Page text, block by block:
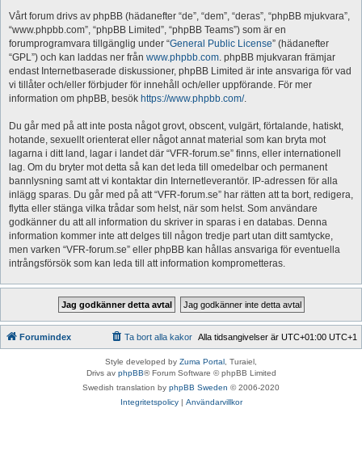
Vårt forum drivs av phpBB (hädanefter “de”, “dem”, “deras”, “phpBB mjukvara”,
“www.phpbb.com”, “phpBB Limited”, “phpBB Teams”) som är en
forumprogramvara tillgänglig under “General Public License” (hädanefter
“GPL”) och kan laddas ner från www.phpbb.com. phpBB mjukvaran främjar
endast Internetbaserade diskussioner, phpBB Limited är inte ansvariga för vad
vi tillåter och/eller förbjuder för innehåll och/eller uppförande. För mer
information om phpBB, besök https://www.phpbb.com/.
Du går med på att inte posta något grovt, obscent, vulgärt, förtalande, hatiskt,
hotande, sexuellt orienterat eller något annat material som kan bryta mot
lagarna i ditt land, lagar i landet där “VFR-forum.se” finns, eller internationell
lag. Om du bryter mot detta så kan det leda till omedelbar och permanent
bannlysning samt att vi kontaktar din Internetleverantör. IP-adressen för alla
inlägg sparas. Du går med på att “VFR-forum.se” har rätten att ta bort, redigera,
flytta eller stänga vilka trådar som helst, när som helst. Som användare
godkänner du att all information du skriver in sparas i en databas. Denna
information kommer inte att delges till någon tredje part utan ditt samtycke,
men varken “VFR-forum.se” eller phpBB kan hållas ansvariga för eventuella
intrångsförsök som kan leda till att information komprometteras.
Forumindex Alla tidsangivelser är UTC+01:00 UTC+1
Ta bort alla kakor
Style developed by Zuma Portal , Turaiel,
Drivs av phpBB® Forum Software © phpBB Limited
Swedish translation by phpBB Sweden © 2006-2020
Integritetspolicy| Användarvillkor